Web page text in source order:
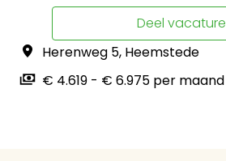
Deel vacature
Herenweg 5, Heemstede
€ 4.619 - € 6.975 per maand